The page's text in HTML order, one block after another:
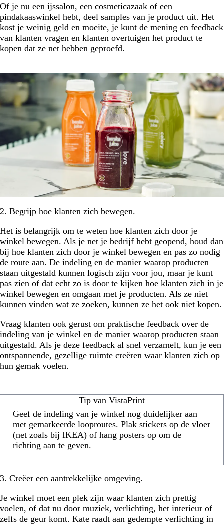
Of je nu een ijssalon, een cosmeticazaak of een
pindakaaswinkel hebt, deel samples van je product uit. Het
kost je weinig geld en moeite, je kunt de mening en feedback
van klanten vragen en klanten overtuigen het product te
kopen dat ze net hebben geproefd.
2. Begrijp hoe klanten zich bewegen.
Het is belangrijk om te weten hoe klanten zich door je
winkel bewegen. Als je net je bedrijf hebt geopend, houd dan
bij hoe klanten zich door je winkel bewegen en pas zo nodig
de route aan. De indeling en de manier waarop producten
staan uitgestald kunnen logisch zijn voor jou, maar je kunt
pas zien of dat echt zo is door te kijken hoe klanten zich in je
winkel bewegen en omgaan met je producten. Als ze niet
kunnen vinden wat ze zoeken, kunnen ze het ook niet kopen.
Vraag klanten ook gerust om praktische feedback over de
indeling van je winkel en de manier waarop producten staan
uitgestald. Als je deze feedback al snel verzamelt, kun je een
ontspannende, gezellige ruimte creëren waar klanten zich op
hun gemak voelen.
Tip van VistaPrint
Geef de indeling van je winkel nog duidelijker aan
met gemarkeerde looproutes. Plak stickers op de vloer
(net zoals bij IKEA) of hang posters op om de
richting aan te geven.
3. Creëer een aantrekkelijke omgeving.
Je winkel moet een plek zijn waar klanten zich prettig
voelen, of dat nu door muziek, verlichting, het interieur of
zelfs de geur komt. Kate raadt aan gedempte verlichting in